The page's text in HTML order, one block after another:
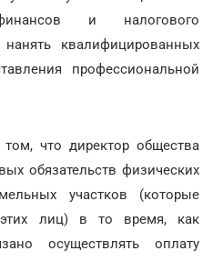
и налогового
квалифицированных
профессиональной
что директор общества
обязательств физических
участков (которые
лиц) в то время, как
осуществлять оплату